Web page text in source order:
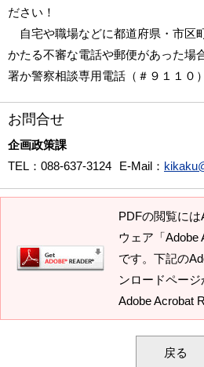
ださい！
自宅や職場などに都道府県・市区
かたる不審な電話や郵便があった場
署か警察相談専用電話（＃９１１０
お問合せ
企画政策課
TEL ：088-637-3124 E-Mail ：
PDFの閲覧には
ウェア「Adobe
です。下記の
ンロードページ
Adobe Acrobat
戻る